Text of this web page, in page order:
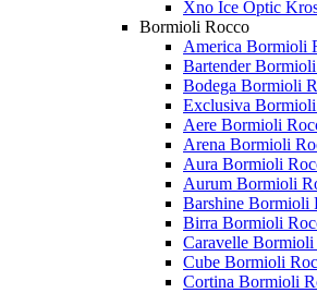
Xno Ice Optic
Bormioli Rocco
America Bormioli
Bartender
Bodega Bormioli
Exclusiva
Aere Bormioli
Arena Bormioli
Aura Bormioli
Aurum Bormioli
Barshine Bormioli
Birra Bormioli
Caravelle Bormioli
Cube Bormioli
Cortina Bormioli